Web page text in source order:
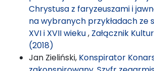
Chrystusa z faryzeuszami i
na wybranych przykładach ze
XVI i XVII wieku, Załącznik
(2018)
Jan Zieliński, Konspirator